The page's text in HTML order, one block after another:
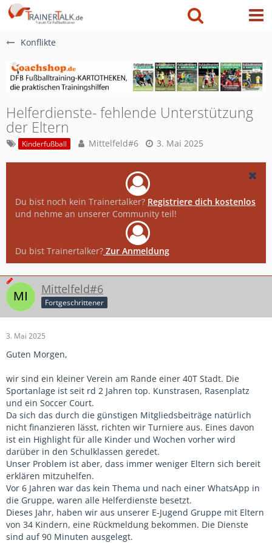
Konflikte
Helferdienste- fehlende Unterstützung
der Eltern
Kinderfußball Mittelfeld#6 3. Mai 2025
Du bist noch kein Trainertalker? Registriere dich kostenlos
und nehme an unserer Community teil!
Du bist Trainertalker? Zur Anmeldung
Mittelfeld#6
Fortgeschrittener
3. Mai 2025
Guten Morgen,
wir sind ein kleiner Verein am Rande einer 40T Stadt. Die
Sportanlage ist seit rd 2 Jahren top. Kunstrasen, Rasenplatz
und ein Soccer Court.
Da sich das durch die günstigen Mitgliedsbeiträge natürlich
nicht finanzieren lässt, richten wir Turniere aus. Eines davon
ist ein Highlight für alle Kinder und Wochen vorher wird
darüber in den Schulklassen geredet.
Unser Problem ist aber, dass immer weniger Eltern sich bereit
erklären mitzuhelfen.
Vor 6 Jahren war das kein Thema und nach einer WhatsApp in
die Gruppe, waren alle Helferdienste besetzt.
Dieses Jahr, haben wir aus unserer E-Jugend Gruppe mit Eltern
von 34 Kindern, eine Rückmeldung bekommen. Die Dienste
sind auf 90 Minuten ausgelegt.